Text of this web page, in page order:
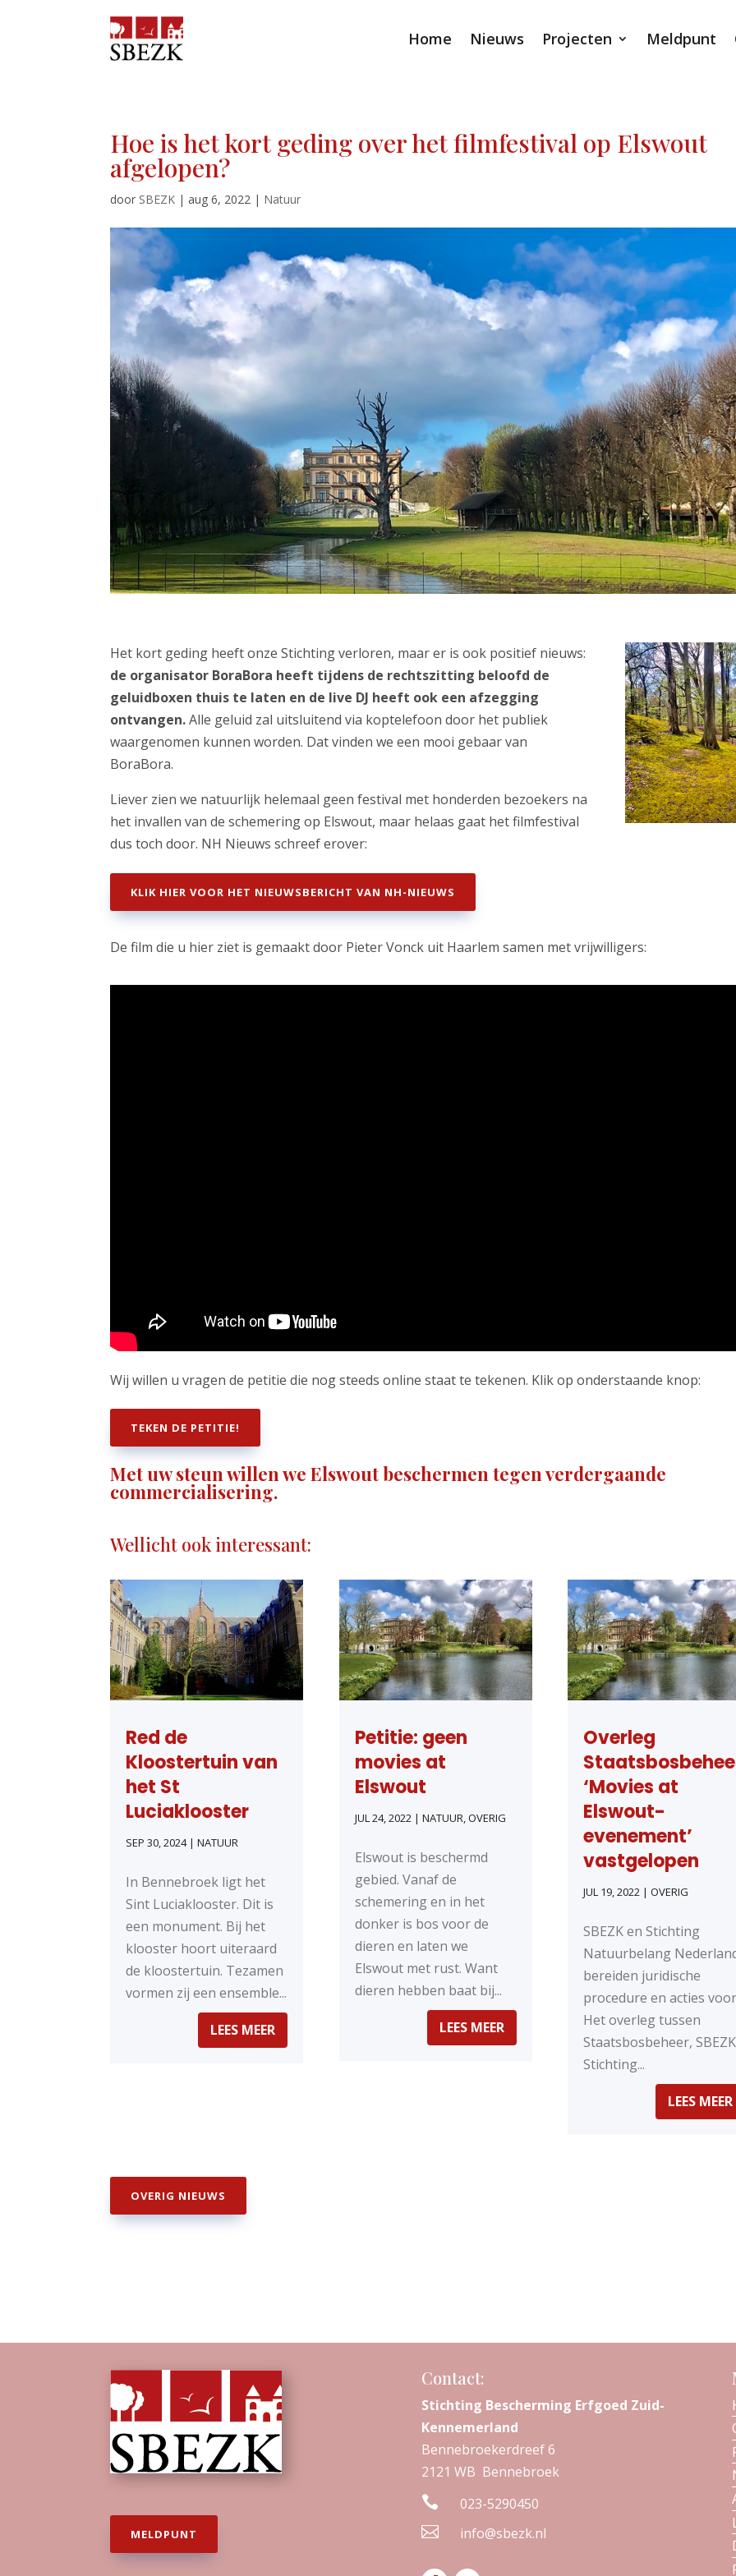
Home Nieuws Projecten Meldpunt
Hoe is het kort geding over het filmfestival op Elswout
afgelopen?
door SBEZK |aug 6, 2022 | Natuur
Het kort geding heeft onze Stichting verloren, maar er is ook positief nieuws:
de organisator BoraBora heeft tijdens de rechtszitting beloofd de
geluidboxen thuis te laten en de live DJ heeft ook een afzegging
ontvangen.Alle geluid zal uitsluitend via koptelefoon door het publiek
waargenomen kunnen worden. Dat vinden we een mooi gebaar van
BoraBora.
Liever zien we natuurlijk helemaal geen festival met honderden bezoekers na
het invallen van de schemering op Elswout, maar helaas gaat het filmfestival
dus toch door. NH Nieuws schreef erover:
KLIK HIER VOOR HET NIEUWSBERICHT VAN NH-NIEUWS
De film die u hier ziet is gemaakt door Pieter Vonck uit Haarlem samen met vrijwilligers:
Wij willen u vragen de petitie die nog steeds online staat te tekenen. Klik op onderstaande knop:
TEKEN DE PETITIE!
Met uw steun willen we Elswout beschermen tegen verdergaande
commercialisering.
Wellicht ook interessant:
Red de
Kloostertuin van
het St
Luciaklooster
SEP 30, 2024|NATUUR
In Bennebroek ligt het
Sint Luciaklooster. Dit is
een monument. Bij het
klooster hoort uiteraard
de kloostertuin. Tezamen
vormen zij een ensemble...
LEES MEER
Petitie: geen
movies at
Elswout
JUL 24, 2022| NATUUR,OVERIG
Elswout is beschermd
gebied. Vanaf de
schemering en in het
donker is bos voor de
dieren en laten we
Elswout met rust. Want
dieren hebben baat bij...
LEES MEER
Overleg
‘Movies at
Elswout-
evenement’
vastgelopen
JUL 19, 2022 |OVERIG
SBEZK en Stichting
Natuurbelang
bereiden juridische
procedure en acties
Het overleg tussen
Staatsbosbeheer,
Stichting...
LEES MEER
OVERIG NIEUWS
MELDPUNT
Contact:
Stichting Bescherming Erfgoed Zuid-
Kennemerland
Bennebroekerdreef 6
2121 WB Bennebroek
 023-5290450
 info@sbezk.nl